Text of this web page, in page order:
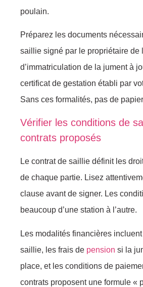
poulain.
Préparez les documents
saillie signé par le propriétaire de
d’immatriculation de la jument à
certificat de gestation établi par
Sans ces formalités, pas de
Vérifier les conditions de
contrats proposés
Le contrat de saillie définit les
de chaque partie. Lisez
clause avant de signer. Les
beaucoup d’une station à l’autre.
Les modalités financières
saillie, les frais de pension si la
place, et les conditions de
contrats proposent une formule «